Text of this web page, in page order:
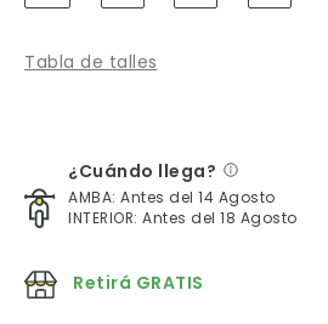
Tabla de talles
¿Cuándo llega?
AMBA: Antes del 14 Agosto
INTERIOR: Antes del 18 Agosto
Retirá GRATIS